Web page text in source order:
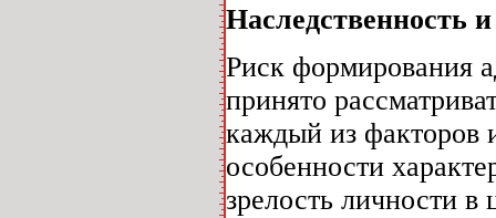
Наследственность
Риск формирования
принято
каждый из факторов
особенности
зрелость личности